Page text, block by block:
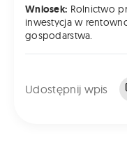
Wniosek: Rolnictwo
inwestycja w
gospodarstwa.
Udostępnij wpis